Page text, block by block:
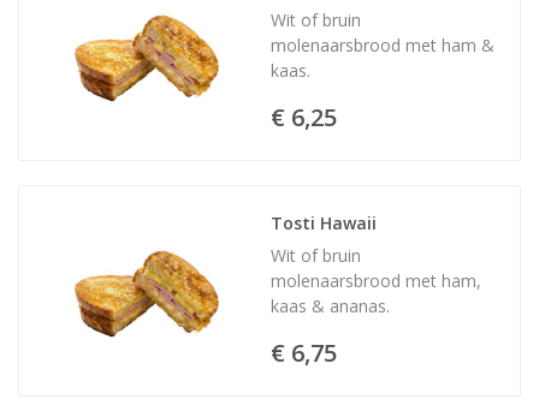
Wit of bruin
molenaarsbrood met ham &
kaas.
€ 6,25
Tosti Hawaii
Wit of bruin
molenaarsbrood met ham,
kaas & ananas.
€ 6,75